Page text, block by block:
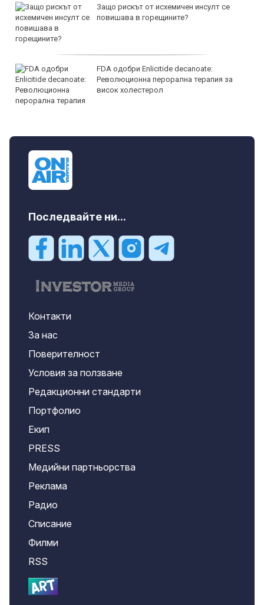
Защо рискът от исхемичен инсулт се
повишава в горещините?
FDA одобри Еnlicitide decanoate:
Революционна перорална терапия за
висок холестерол
Последвайте ни...
Контакти
За нас
Поверителност
Условия за ползване
Редакционни стандарти
Портфолио
Екип
PRESS
Медийни партньорства
Реклама
Радио
Списание
Филми
RSS